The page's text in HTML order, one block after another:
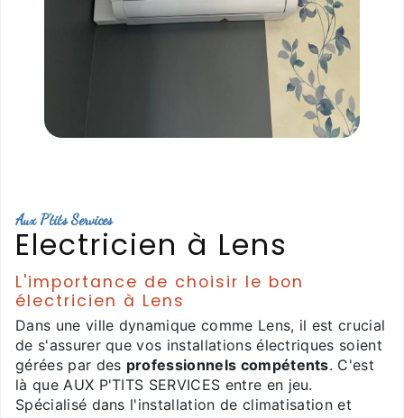
Aux P'tits Services
Electricien à Lens
L'importance de choisir le bon
électricien à Lens
Dans une ville dynamique comme Lens, il est crucial
de s'assurer que vos installations électriques soient
gérées par des professionnels compétents. C'est
là que AUX P'TITS SERVICES entre en jeu.
Spécialisé dans l'installation de climatisation et